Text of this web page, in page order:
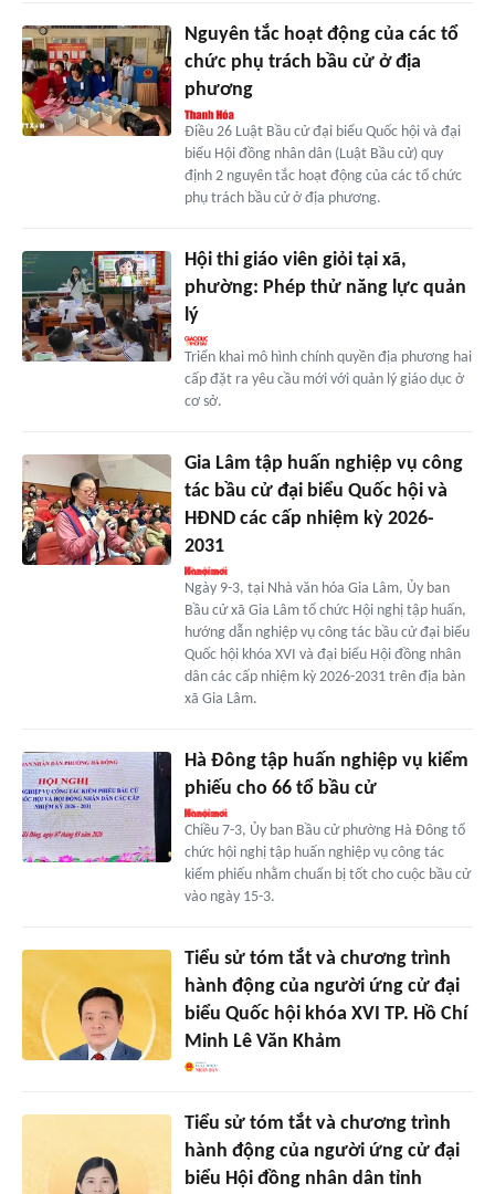
Nguyên tắc hoạt động của các tổ
chức phụ trách bầu cử ở địa
phương
Điều 26 Luật Bầu cử đại biểu Quốc hội và đại
biểu Hội đồng nhân dân (Luật Bầu cử) quy
định 2 nguyên tắc hoạt động của các tổ chức
phụ trách bầu cử ở địa phương.
Hội thi giáo viên giỏi tại xã,
phường: Phép thử năng lực quản
lý
Triển khai mô hình chính quyền địa phương hai
cấp đặt ra yêu cầu mới với quản lý giáo dục ở
cơ sở.
Gia Lâm tập huấn nghiệp vụ công
tác bầu cử đại biểu Quốc hội và
HĐND các cấp nhiệm kỳ 2026-
2031
Ngày 9-3, tại Nhà văn hóa Gia Lâm, Ủy ban
Bầu cử xã Gia Lâm tổ chức Hội nghị tập huấn,
hướng dẫn nghiệp vụ công tác bầu cử đại biểu
Quốc hội khóa XVI và đại biểu Hội đồng nhân
dân các cấp nhiệm kỳ 2026-2031 trên địa bàn
xã Gia Lâm.
Hà Đông tập huấn nghiệp vụ kiểm
phiếu cho 66 tổ bầu cử
Chiều 7-3, Ủy ban Bầu cử phường Hà Đông tổ
chức hội nghị tập huấn nghiệp vụ công tác
kiểm phiếu nhằm chuẩn bị tốt cho cuộc bầu cử
vào ngày 15-3.
Tiểu sử tóm tắt và chương trình
hành động của người ứng cử đại
biểu Quốc hội khóa XVI TP. Hồ Chí
Minh Lê Văn Khảm
Tiểu sử tóm tắt và chương trình
hành động của người ứng cử đại
biểu Hội đồng nhân dân tỉnh